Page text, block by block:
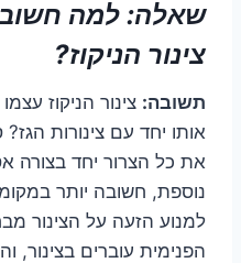
שאלה: למה
צינור הניקוז?
תשובה: צינור הניקוז
אותו יחד עם צינורות
את כל הצרור יחד בצורה
נוספת, חשובה יותר
למנוע הזעה על הצינור
הפנימית עוברים בצינור,